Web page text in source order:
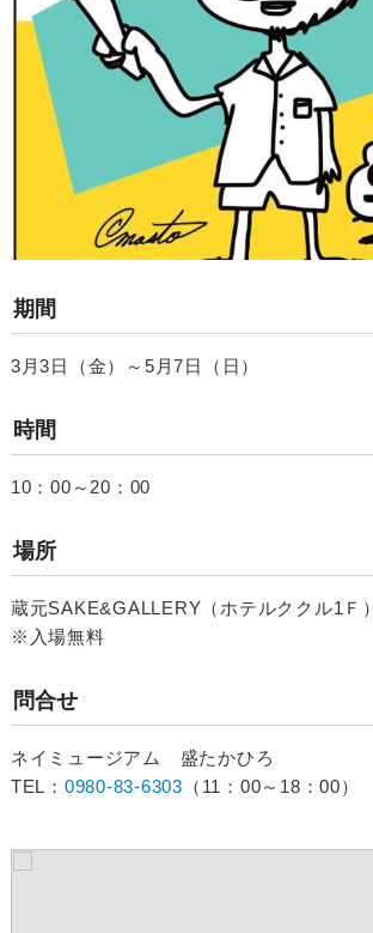
期間
3月3日（金）～5月7日（日）
時間
10：00～20：00
場所
蔵元SAKE&GALLERY（ホテルククル1Ｆ）
※入場無料
問合せ
ネイミュージアム 盛たかひろ
TEL： 0980-83-6303 （11：00～18：00）